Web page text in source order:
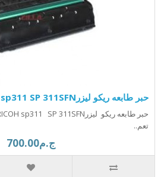
حبر طابعه ريكو ليزرRICOH sp311 SP 311SFN متوافق اسود
تعم..
ج.م700.00